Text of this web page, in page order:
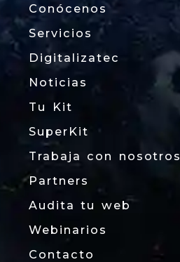
Conócenos
Servicios
Digitalizatec
Noticias
Tu Kit
SuperKit
Trabaja con nosotros
Partners
Audita tu web
Webinarios
Contacto